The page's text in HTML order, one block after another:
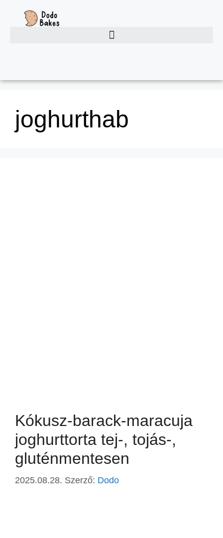
joghurthab
Kókusz-barack-maracuja
joghurttorta tej-, tojás-,
gluténmentesen
2025.08.28. Szerző: Dodo